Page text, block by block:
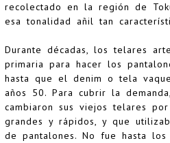
recolectado en la región de
esa tonalidad añil tan
Durante décadas, los telares
primaria para hacer los
hasta que el denim o tela
años 50. Para cubrir la
cambiaron sus viejos telares
grandes y rápidos, y que
de pantalones. No fue hasta